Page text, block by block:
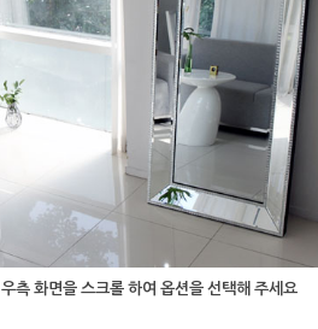
우측 화면을 스크롤 하여 옵션을 선택해 주세요